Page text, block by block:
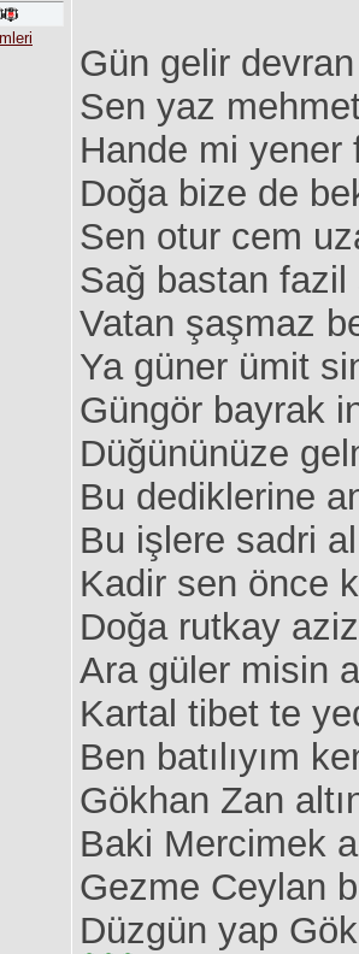
Gün gelir
Sen yaz
Hande mi yener
Doğa bize de
Sen otur cem
Sağ bastan fazil
Vatan şaşmaz
Ya güner ümit
Güngör bayrak
Düğününüze
Bu dediklerine
Bu işlere sadri
Kadir sen önce
Doğa rutkay
Ara güler misin
Kartal tibet te
Ben batılıyım
Gökhan Zan
Baki Mercimek
Gezme Ceylan
Düzgün yap